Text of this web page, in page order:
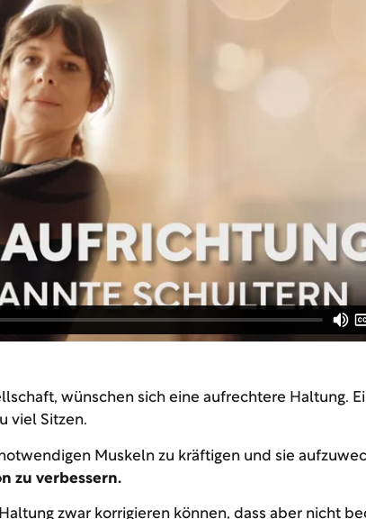
wünschen sich eine aufrechtere Haltung.
viel Sitzen.
Muskeln zu kräftigen und sie
zu verbessern.
zwar korrigieren können, dass aber nicht